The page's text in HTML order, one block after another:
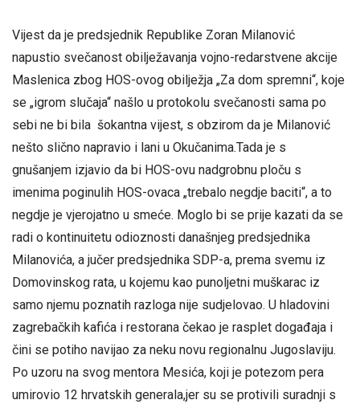
Vijest da je predsjednik Republike Zoran Milanović
napustio svečanost obilježavanja vojno-redarstvene akcije
Maslenica zbog HOS-ovog obilježja „Za dom spremni“, koje
se „igrom slučaja“ našlo u protokolu svečanosti sama po
sebi ne bi bila šokantna vijest, s obzirom da je Milanović
nešto slično napravio i lani u Okučanima.Tada je s
gnušanjem izjavio da bi HOS-ovu nadgrobnu ploču s
imenima poginulih HOS-ovaca „trebalo negdje baciti“, a to
negdje je vjerojatno u smeće. Moglo bi se prije kazati da se
radi o kontinuitetu odioznosti današnjeg predsjednika
Milanovića, a jučer predsjednika SDP-a, prema svemu iz
Domovinskog rata, u kojemu kao punoljetni muškarac iz
samo njemu poznatih razloga nije sudjelovao. U hladovini
zagrebačkih kafića i restorana čekao je rasplet događaja i
čini se potiho navijao za neku novu regionalnu Jugoslaviju.
Po uzoru na svog mentora Mesića, koji je potezom pera
umirovio 12 hrvatskih generala,jer su se protivili suradnji s